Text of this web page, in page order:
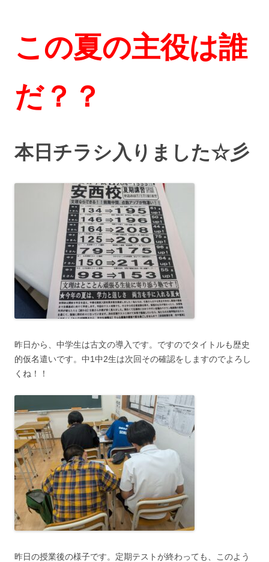
この夏の主役は誰
だ？？
本日チラシ入りました☆彡
昨日から、中学生は古文の導入です。ですのでタイトルも歴史
的仮名遣いです。中1中2生は次回その確認をしますのでよろし
くね！！
昨日の授業後の様子です。定期テストが終わっても、このよう